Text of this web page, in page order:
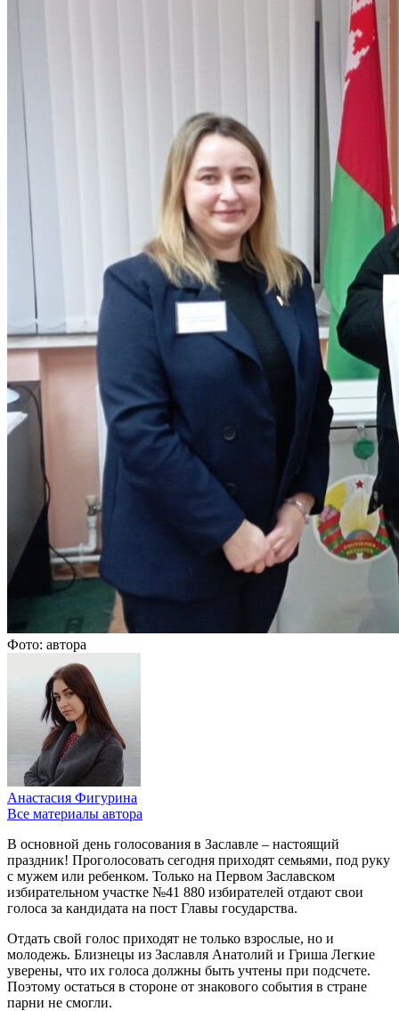
Фото: автора
Анастасия Фигурина
Все материалы автора
В основной день голосования в Заславле – настоящий
праздник! Проголосовать сегодня приходят семьями, под руку
с мужем или ребенком. Только на Первом Заславском
избирательном участке №41 880 избирателей отдают свои
голоса за кандидата на пост Главы государства.
Отдать свой голос приходят не только взрослые, но и
молодежь. Близнецы из Заславля Анатолий и Гриша Легкие
уверены, что их голоса должны быть учтены при подсчете.
Поэтому остаться в стороне от знакового события в стране
парни не смогли.